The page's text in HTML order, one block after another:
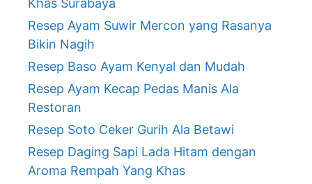
Khas Surabaya
Resep Ayam Suwir Mercon yang Rasanya
Bikin Nagih
Resep Baso Ayam Kenyal dan Mudah
Resep Ayam Kecap Pedas Manis Ala
Restoran
Resep Soto Ceker Gurih Ala Betawi
Resep Daging Sapi Lada Hitam dengan
Aroma Rempah Yang Khas